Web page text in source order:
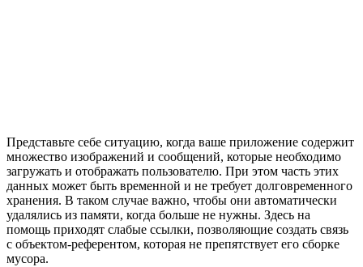
Представьте себе ситуацию, когда ваше приложение содержит
множество изображений и сообщений, которые необходимо
загружать и отображать пользователю. При этом часть этих
данных может быть временной и не требует долговременного
хранения. В таком случае важно, чтобы они автоматически
удалялись из памяти, когда больше не нужны. Здесь на
помощь приходят слабые ссылки, позволяющие создать связь
с объектом-референтом, которая не препятствует его сборке
мусора.